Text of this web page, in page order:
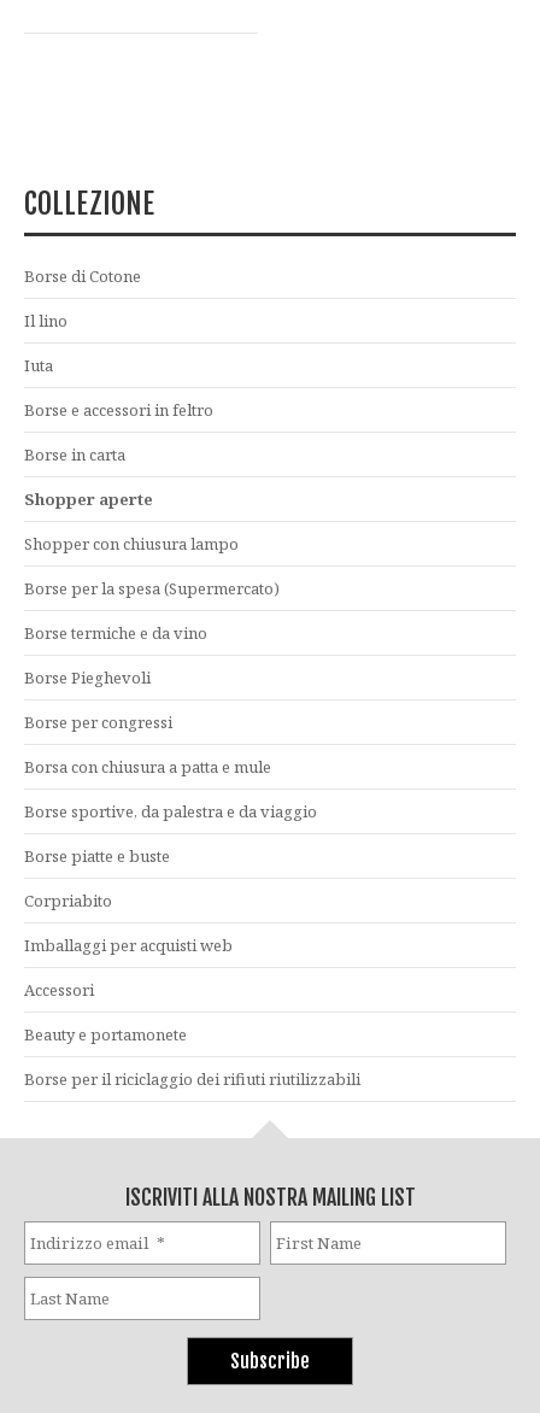
COLLEZIONE
Borse di Cotone
Il lino
Iuta
Borse e accessori in feltro
Borse in carta
Shopper aperte
Shopper con chiusura lampo
Borse per la spesa (Supermercato)
Borse termiche e da vino
Borse Pieghevoli
Borse per congressi
Borsa con chiusura a patta e mule
Borse sportive, da palestra e da viaggio
Borse piatte e buste
Corpriabito
Imballaggi per acquisti web
Accessori
Beauty e portamonete
Borse per il riciclaggio dei rifiuti riutilizzabili
ISCRIVITI ALLA NOSTRA MAILING LIST